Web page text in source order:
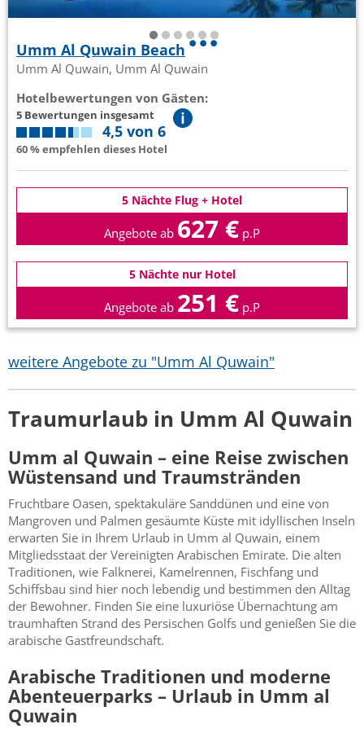
Umm Al Quwain Beach
Umm Al Quwain, Umm Al Quwain
Hotelbewertungen von Gästen:
5 Bewertungen insgesamt
4,5 von 6
60 % empfehlen dieses Hotel
5 Nächte Flug + Hotel
Angebote ab 627 € p.P
5 Nächte nur Hotel
Angebote ab 251 € p.P
weitere Angebote zu "Umm Al Quwain"
Traumurlaub in Umm Al Quwain
Umm al Quwain – eine Reise zwischen
Wüstensand und Traumstränden
Fruchtbare Oasen, spektakuläre Sanddünen und eine von
Mangroven und Palmen gesäumte Küste mit idyllischen Inseln
erwarten Sie in Ihrem Urlaub in Umm al Quwain, einem
Mitgliedsstaat der Vereinigten Arabischen Emirate. Die alten
Traditionen, wie Falknerei, Kamelrennen, Fischfang und
Schiffsbau sind hier noch lebendig und bestimmen den Alltag
der Bewohner. Finden Sie eine luxuriöse Übernachtung am
traumhaften Strand des Persischen Golfs und genießen Sie die
arabische Gastfreundschaft.
Arabische Traditionen und moderne
Abenteuerparks – Urlaub in Umm al
Quwain